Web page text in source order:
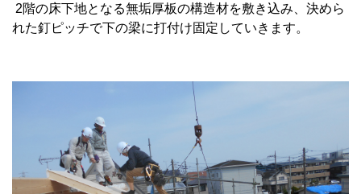
2階の床下地となる無垢厚板の構造材を敷き込み、決めら
れた釘ピッチで下の梁に打付け固定していきます。